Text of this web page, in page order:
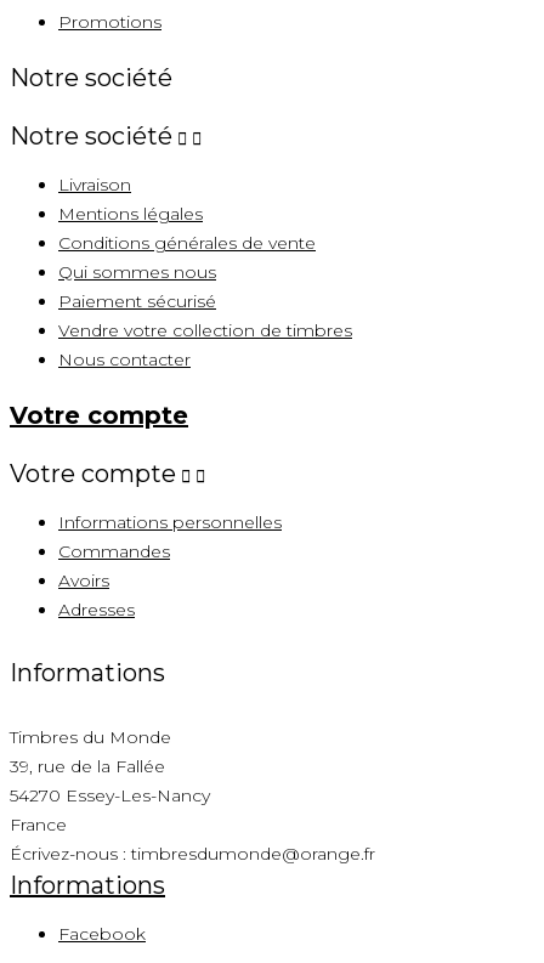
Promotions
Notre société
Notre société  
Livraison
Mentions légales
Conditions générales de vente
Qui sommes nous
Paiement sécurisé
Vendre votre collection de timbres
Nous contacter
Votre compte
Votre compte  
Informations personnelles
Commandes
Avoirs
Adresses
Informations
Timbres du Monde
39, rue de la Fallée
54270 Essey-Les-Nancy
France
Écrivez-nous :timbresdumonde@orange.fr
Informations
Facebook